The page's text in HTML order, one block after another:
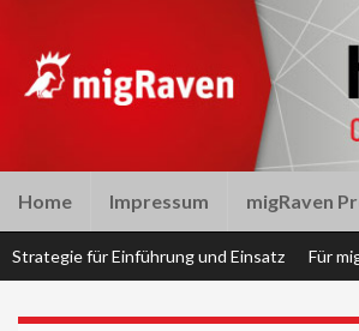
Home Impressum migRaven
Strategie für Einführung und Einsatz Für